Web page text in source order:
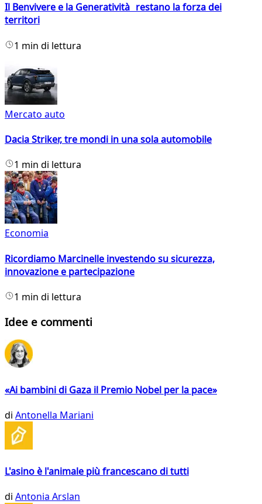
Il Benvivere e la Generatività restano la forza dei
territori
1 min di lettura
Mercato auto
Dacia Striker, tre mondi in una sola automobile
1 min di lettura
Economia
Ricordiamo Marcinelle investendo su sicurezza,
innovazione e partecipazione
1 min di lettura
Idee e commenti
«Ai bambini di Gaza il Premio Nobel per la pace»
di Antonella Mariani
L'asino è l'animale più francescano di tutti
di Antonia Arslan